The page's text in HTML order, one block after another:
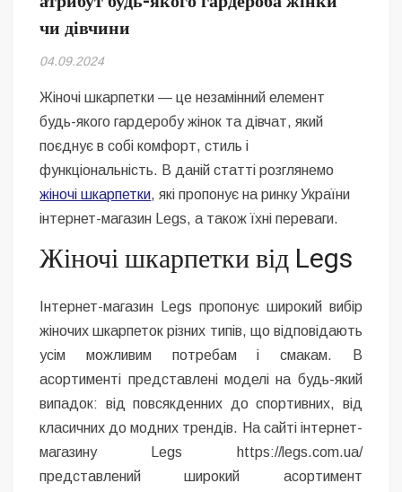
Безугла закликає валити Сирського
Світові бренди одягу та взуття: розвиток ринку та вплив на
сучасну моду
Командувач ВМС Неїжпапа закликав не дестабілізувати ситуацію
навколо керівництва армії
чи дівчини
04.09.2024
Жіночі шкарпетки — це незамінний елемент
будь-якого гардеробу жінок та дівчат, який
поєднує в собі комфорт, стиль і
функціональність. В даній статті розглянемо
жіночі шкарпетки, які пропонує на ринку України
інтернет-магазин Legs, а також їхні переваги.
Жіночі шкарпетки від Legs
Інтернет-магазин Legs пропонує широкий вибір
жіночих шкарпеток різних типів, що відповідають
усім можливим потребам і смакам. В
асортименті представлені моделі на будь-який
випадок: від повсякденних до спортивних, від
класичних до модних трендів. На сайті інтернет-
магазину Legs https://legs.com.ua/
представлений широкий асортимент